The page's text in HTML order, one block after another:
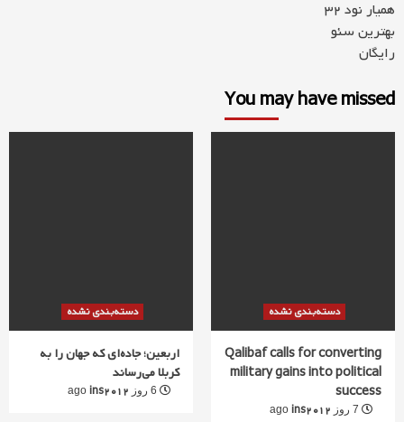
همیار نود 32
بهترین سئو
رایگان
You may have missed
دسته‌بندی نشده
اربعین؛ جاده‌ای که جهان را به
کربلا می‌رساند
ins2012
دسته‌بندی نشده
Qalibaf calls for converting
military gains into political
success
ins2012